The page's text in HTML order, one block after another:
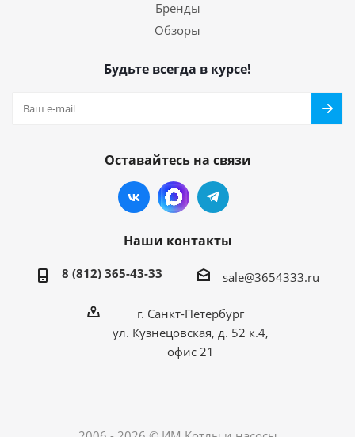
Бренды
Обзоры
Будьте всегда в курсе!
Оставайтесь на связи
Наши контакты
8 (812) 365-43-33 sale@3654333.ru
г. Санкт-Петербург
ул. Кузнецовская, д. 52 к.4,
офис 21